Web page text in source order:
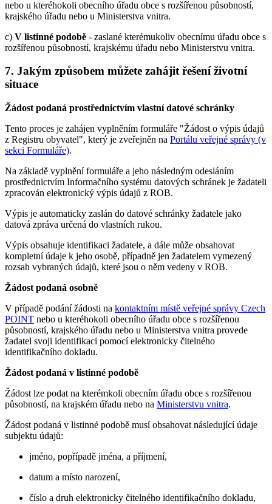
nebo u kteréhokoli obecního úřadu obce s rozšířenou působností,
krajského úřadu nebo u Ministerstva vnitra.
c) V listinné podobě - zaslané kterémukoliv obecnímu úřadu obce s
rozšířenou působností, krajskému úřadu nebo Ministerstvu vnitra.
7. Jakým způsobem můžete zahájit řešení životní
situace
Žádost podaná prostřednictvím vlastní datové schránky
Tento proces je zahájen vyplněním formuláře "Žádost o výpis údajů
z Registru obyvatel", který je zveřejněn na Portálu veřejné správy (v
sekci Formuláře).
Na základě vyplnění formuláře a jeho následným odesláním
prostřednictvím Informačního systému datových schránek je žadateli
zpracován elektronický výpis údajů z ROB.
Výpis je automaticky zaslán do datové schránky žadatele jako
datová zpráva určená do vlastních rukou.
Výpis obsahuje identifikaci žadatele, a dále může obsahovat
kompletní údaje k jeho osobě, případně jen žadatelem vymezený
rozsah vybraných údajů, které jsou o něm vedeny v ROB.
Žádost podaná osobně
V případě podání žádosti na kontaktním místě veřejné správy Czech
POINT nebo u kteréhokoli obecního úřadu obce s rozšířenou
působností, krajského úřadu nebo u Ministerstva vnitra provede
žadatel svoji identifikaci pomocí elektronicky čitelného
identifikačního dokladu.
Žádost podaná v listinné podobě
Žádost lze podat na kterémkoli obecním úřadu obce s rozšířenou
působností, na krajském úřadu nebo na Ministerstvu vnitra.
Žádost podaná v listinné podobě musí obsahovat následující údaje
subjektu údajů:
jméno, popřípadě jména, a příjmení,
datum a místo narození,
číslo a druh elektronicky čitelného identifikačního dokladu,